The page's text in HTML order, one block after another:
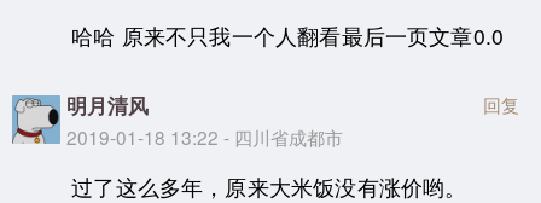
哈哈 原来不只我一个人翻看最后一页文章0.0
明月清风
2019-01-18 13:22 - 四川省成都市
回复
过了这么多年，原来大米饭没有涨价哟。